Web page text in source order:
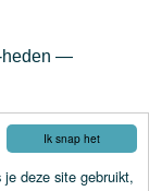
Ik snap het
deze site gebruikt,
heden—